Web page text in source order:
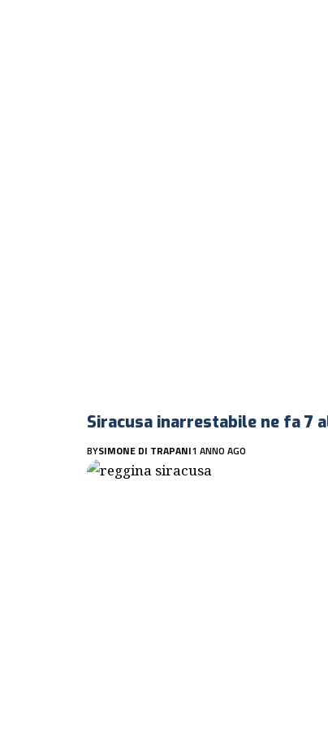
Siracusa inarrestabile ne fa 7
BYSIMONE DI TRAPANI1 ANNO AGO